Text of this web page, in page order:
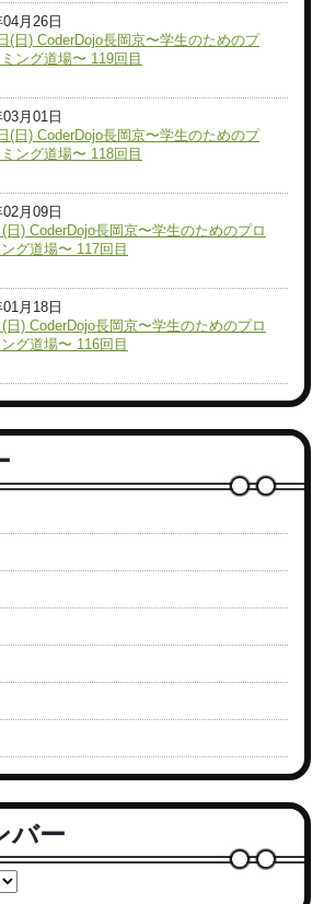
月26日
(日) CoderDojo長岡京〜学生のためのプ
ング道場〜 119回目
月01日
(日) CoderDojo長岡京〜学生のためのプ
ング道場〜 118回目
月09日
日) CoderDojo長岡京〜学生のためのプロ
グ道場〜 117回目
月18日
日) CoderDojo長岡京〜学生のためのプロ
グ道場〜 116回目
バー